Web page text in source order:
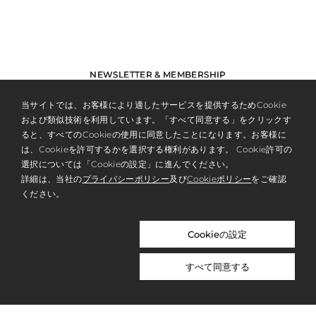
NEWSLETTER & MEMBERSHIP
PRIVACY POLICY
当サイトでは、お客様により適したサービスを提供するためCookie
および類似技術を利用しています。「すべて同意する」をクリックす
ると、すべてのCookieの使用に同意したことになります。お客様に
は、Cookieを許可するかを選択する権利があります。 Cookie許可の
選択については「Cookieの設定」に進んでください。
詳細は、当社のプライバシーポリシー及びCookieポリシーをご確認
ください。
Cookieの設定
すべて同意する